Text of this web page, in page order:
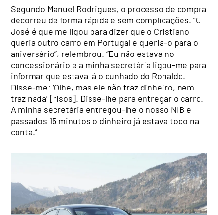
Segundo Manuel Rodrigues, o processo de compra
decorreu de forma rápida e sem complicações. “O
José é que me ligou para dizer que o Cristiano
queria outro carro em Portugal e queria-o para o
aniversário”, relembrou. “Eu não estava no
concessionário e a minha secretária ligou-me para
informar que estava lá o cunhado do Ronaldo.
Disse-me: ‘Olhe, mas ele não traz dinheiro, nem
traz nada’ [risos]. Disse-lhe para entregar o carro.
A minha secretária entregou-lhe o nosso NIB e
passados 15 minutos o dinheiro já estava todo na
conta.”